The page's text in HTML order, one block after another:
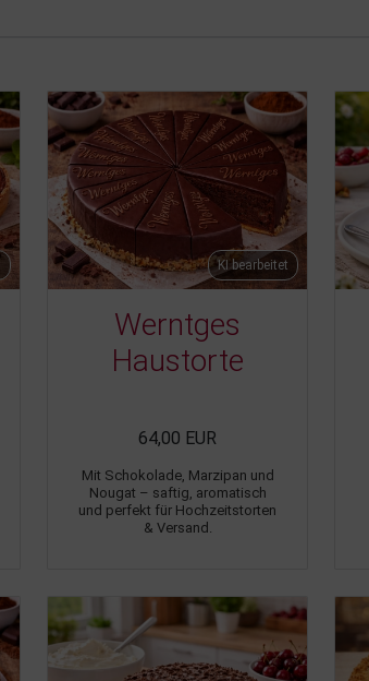
KI bearbeitet
Werntges
Haustorte
64,00 EUR
Mit Schokolade, Marzipan und
Nougat – saftig, aromatisch
und perfekt für Hochzeitstorten
& Versand.